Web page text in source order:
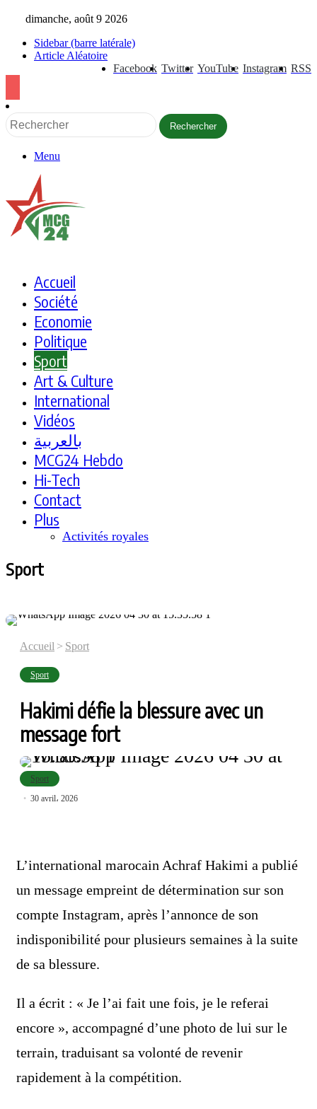
dimanche, août 9 2026
Sidebar (barre latérale)
Article Aléatoire
RSS
Instagram
YouTube
Twitter
Facebook
Rechercher
Menu
Accueil
Société
Economie
Politique
Sport
Art & Culture
International
Vidéos
بالعربية
MCG24 Hebdo
Hi-Tech
Contact
Plus
Activités royales
Sport
Accueil > Sport
Sport
Hakimi défie la blessure avec un
message fort
Sport
30 avril، 2026
L’international marocain Achraf Hakimi a publié
un message empreint de détermination sur son
compte Instagram, après l’annonce de son
indisponibilité pour plusieurs semaines à la suite
de sa blessure.
Il a écrit : « Je l’ai fait une fois, je le referai
encore », accompagné d’une photo de lui sur le
terrain, traduisant sa volonté de revenir
rapidement à la compétition.